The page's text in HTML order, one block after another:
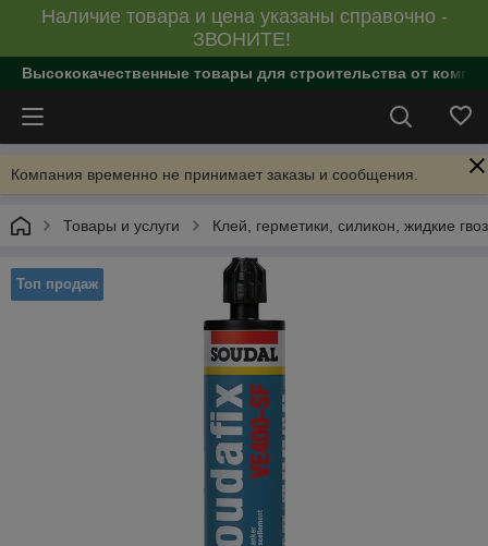
Наличие товара и цена указаны справочно -
ЗВОНИТЕ!
Высококачественные товары для строительства от
Компания временно не принимает заказы и сообщения.
Товары и услуги Клей, герметики, силикон, жидкие
Топ продаж